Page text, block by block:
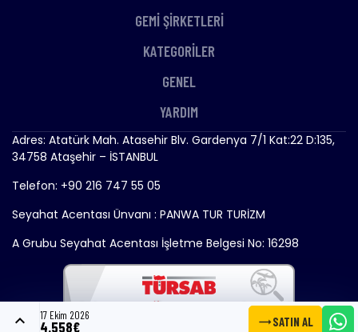
expand_less 17 Ekim 2026
4.558€ trending_flatSATIN AL
GEMİ ŞİRKETLERİ
KATEGORİLER
GENEL
YARDIM
Adres: Atatürk Mah. Atasehir Blv. Gardenya 7/1 Kat:22 D:135,
34758 Ataşehir – İSTANBUL
Telefon: +90 216 747 55 05
Seyahat Acentası Ünvanı : PANWA TUR TURİZM
A Grubu Seyahat Acentası İşletme Belgesi No: 16298